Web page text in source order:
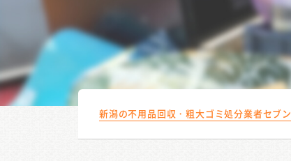
新潟の不用品回収・粗大ゴミ処分業者セブン